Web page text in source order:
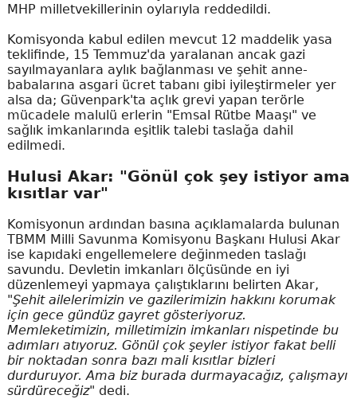
MHP milletvekillerinin oylarıyla reddedildi.
Komisyonda kabul edilen mevcut 12 maddelik yasa
teklifinde, 15 Temmuz'da yaralanan ancak gazi
sayılmayanlara aylık bağlanması ve şehit anne-
babalarına asgari ücret tabanı gibi iyileştirmeler yer
alsa da; Güvenpark'ta açlık grevi yapan terörle
mücadele malulü erlerin "Emsal Rütbe Maaşı" ve
sağlık imkanlarında eşitlik talebi taslağa dahil
edilmedi.
Hulusi Akar: "Gönül çok şey istiyor ama
kısıtlar var"
Komisyonun ardından basına açıklamalarda bulunan
TBMM Milli Savunma Komisyonu Başkanı Hulusi Akar
ise kapıdaki engellemelere değinmeden taslağı
savundu. Devletin imkanları ölçüsünde en iyi
düzenlemeyi yapmaya çalıştıklarını belirten Akar,
"Şehit ailelerimizin ve gazilerimizin hakkını korumak
için gece gündüz gayret gösteriyoruz.
Memleketimizin, milletimizin imkanları nispetinde bu
adımları atıyoruz. Gönül çok şeyler istiyor fakat belli
bir noktadan sonra bazı mali kısıtlar bizleri
durduruyor. Ama biz burada durmayacağız, çalışmayı
sürdüreceğiz" dedi.